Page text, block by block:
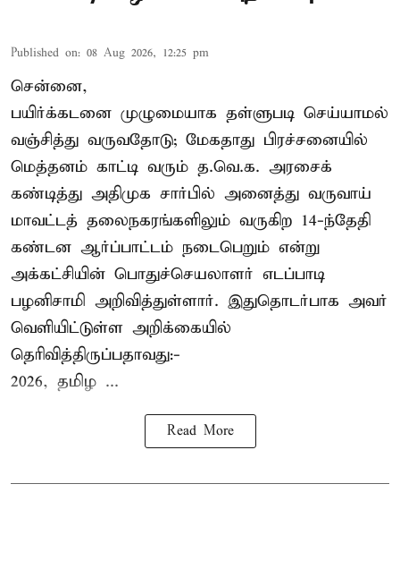
Published on: 08 Aug 2026, 12:25 pm
சென்னை,
பயிர்க்கடனை முழுமையாக தள்ளுபடி செய்யாமல்
வஞ்சித்து வருவதோடு; மேகதாது பிரச்சனையில்
மெத்தனம் காட்டி வரும் த.வெ.க. அரசைக்
கண்டித்து அதிமுக சார்பில் அனைத்து வருவாய்
மாவட்டத் தலைநகரங்களிலும் வருகிற 14-ந்தேதி
கண்டன ஆர்ப்பாட்டம் நடைபெறும் என்று
அக்கட்சியின் பொதுச்செயலாளர் எடப்பாடி
பழனிசாமி அறிவித்துள்ளார். இதுதொடர்பாக அவர்
வெளியிட்டுள்ள அறிக்கையில்
தெரிவித்திருப்பதாவது:-
2026, தமிழ ...
Read More